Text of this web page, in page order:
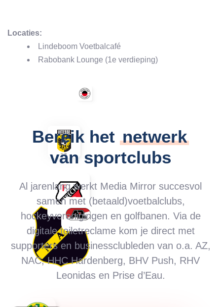
Locaties:
Lindeboom Voetbalcafé
Rabobank Lounge (1e verdieping)
Bereik hetnetwerk
van sportclubs
Al jarenlang werkt Media Mirror succesvol
samen met (betaald)voetbalclubs,
hockeyverenigingen en golfbanen. Via de
digitale toiletreclame kom je direct met
supporters en businessclubleden van o.a. AZ,
NAC, HHC Hardenberg, BHV Push, RHV
Leonidas en Prise d’Eau.